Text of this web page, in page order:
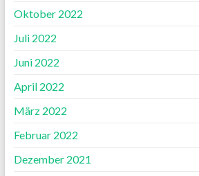
Oktober 2022
Juli 2022
Juni 2022
April 2022
März 2022
Februar 2022
Dezember 2021